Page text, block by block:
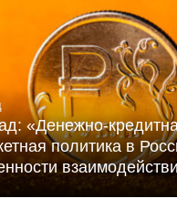
«Денежно-
политика в